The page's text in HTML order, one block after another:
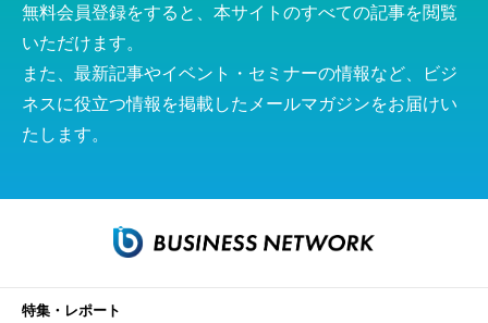
無料会員登録をすると、本サイトのすべての記事を閲覧
いただけます。
また、最新記事やイベント・セミナーの情報など、ビジ
ネスに役立つ情報を掲載したメールマガジンをお届けい
たします。
特集・レポート